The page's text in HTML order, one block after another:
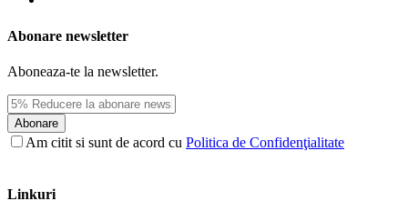
Abonare newsletter
Aboneaza-te la newsletter.
Abonare
Am citit si sunt de acord cu Politica de Confidenţialitate
Linkuri